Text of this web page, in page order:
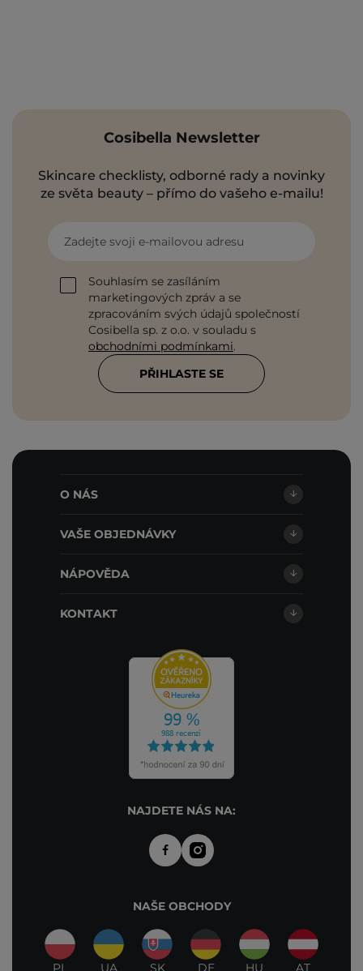
Cosibella Newsletter
Skincare checklisty, odborné rady a novinky
ze světa beauty – přímo do vašeho e-mailu!
Zadejte svoji e-mailovou adresu
Souhlasím se zasíláním
marketingových zpráv a se
zpracováním svých údajů společností
Cosibella sp. z o.o. v souladu s
obchodními podmínkami.
PŘIHLASTE SE
O NÁS
VAŠE OBJEDNÁVKY
NÁPOVĚDA
KONTAKT
NAJDETE NÁS NA:
NAŠE OBCHODY